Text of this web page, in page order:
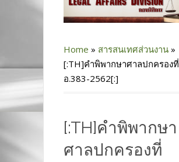
Home » สารสนเทศส่วนงาน »
[:TH]คำพิพากษาศาลปกครองที่
อ.383-2562[:]
[:TH]คำพิพากษา
ศาลปกครองที่